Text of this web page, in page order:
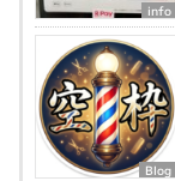
info
Blog